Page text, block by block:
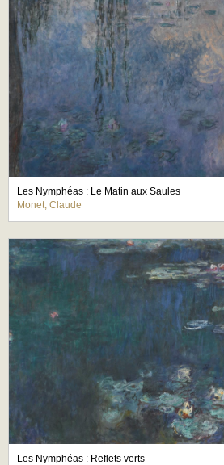
Les Nymphéas : Le Matin aux Saules
Monet, Claude
Les Nymphéas : Reflets verts